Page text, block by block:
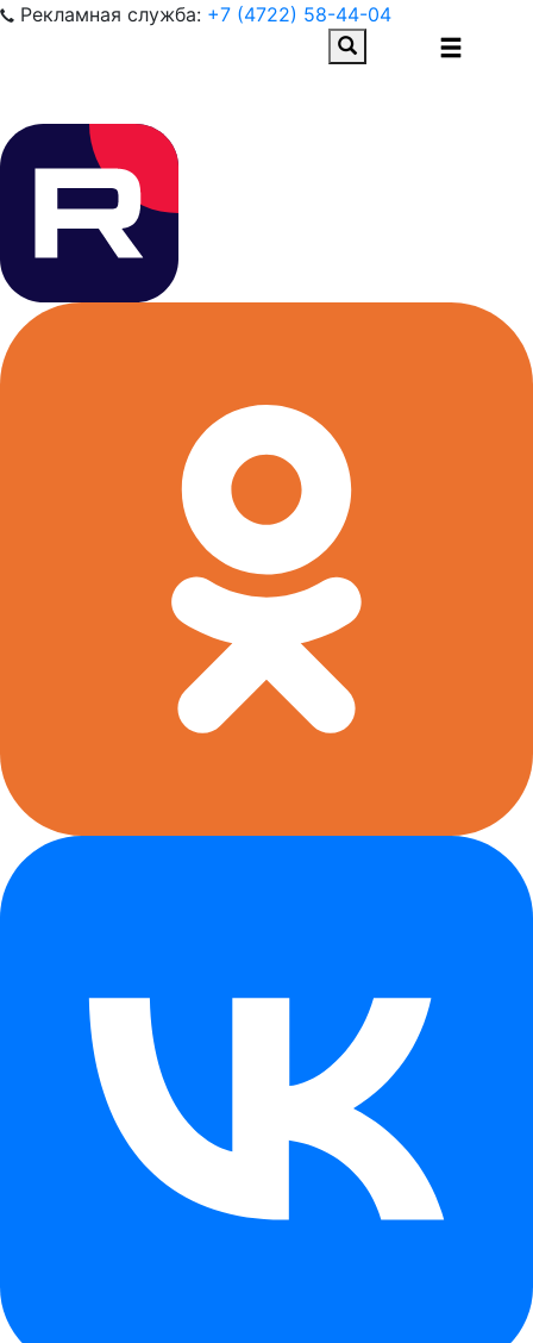
Рекламная служба: +7 (4722) 58-44-04